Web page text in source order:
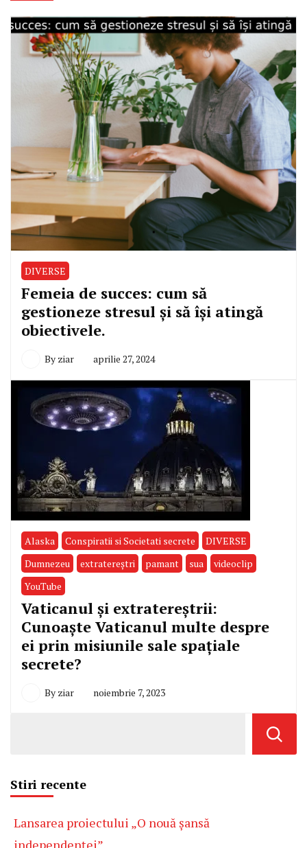
DIVERSE
Femeia de succes: cum să
gestioneze stresul și să își atingă
obiectivele.
By ziar aprilie 27, 2024
Alaska Conspiratii si Societati secrete
DIVERSE
Dumnezeu
extratereştri pamant sua
videoclip
YouTube
Vaticanul și extratereștrii:
Cunoaște Vaticanul multe despre
ei prin misiunile sale spațiale
secrete?
By ziar noiembrie 7, 2023
Stiri recente
Lansarea proiectului „O nouă șansă